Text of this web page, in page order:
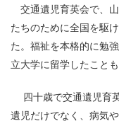
交通遺児育英会で、
たちのために全国を駆
た。福祉を本格的に勉
立大学に留学したことも
四十歳で交通遺児育
遺児だけでなく、病気